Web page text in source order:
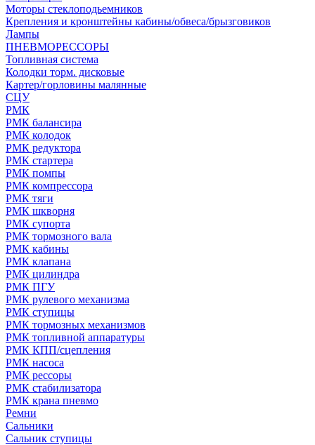
Моторы стеклоподьемников
Крепления и кронштейны кабины/обвеса/брызговиков
Лампы
ПНЕВМОРЕССОРЫ
Топливная система
Колодки торм. дисковые
Картер/горловины малянные
СЦУ
РМК
РМК балансира
РМК колодок
РМК редуктора
РМК стартера
РМК помпы
РМК компрессора
РМК тяги
РМК шкворня
РМК супорта
РМК тормозного вала
РМК кабины
РМК клапана
РМК цилиндра
РМК ПГУ
РМК рулевого механизма
РМК ступицы
РМК тормозных механизмов
РМК топливной аппаратуры
РМК КПП/сцепления
РМК насоса
РМК рессоры
РМК стабилизатора
РМК крана пневмо
Ремни
Сальники
Сальник ступицы